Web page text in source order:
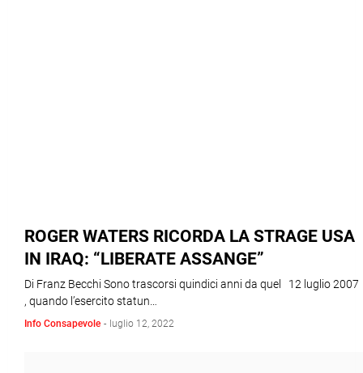
ROGER WATERS RICORDA LA STRAGE USA
IN IRAQ: “LIBERATE ASSANGE”
Di Franz Becchi Sono trascorsi quindici anni da quel 12 luglio 2007
, quando l’esercito statun…
Info Consapevole - luglio 12, 2022